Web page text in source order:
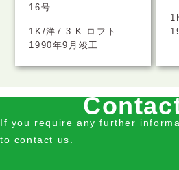
16号
1K/洋7.3 K ロフト
1990年9月竣工
If you require any further
to contact us.